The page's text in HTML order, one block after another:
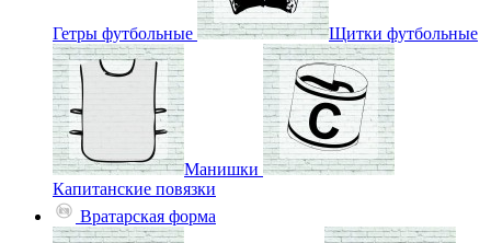
Гетры футбольные Щитки футбольные
Манишки
Капитанские повязки
Вратарская форма